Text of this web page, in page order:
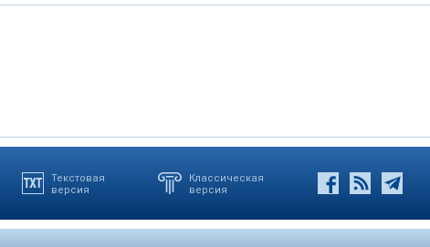
Текстовая
версия
Классическая
версия
режиссера Алессандро Дженовези "Мыльная опера" (Soap
9-й Римский кинофестиваль